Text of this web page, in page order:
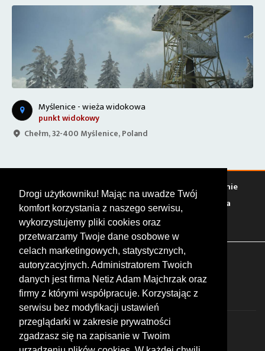
Drogi użytkowniku! Mając na uwadze Twój
komfort korzystania z naszego serwisu,
wykorzystujemy pliki cookies oraz
przetwarzamy Twoje dane osobowe w
celach marketingowych, statystycznych,
autoryzacyjnych. Administratorem Twoich
danych jest firma Netiz Adam Majchrzak oraz
firmy z którymi współpracuje. Korzystając z
serwisu bez modyfikacji ustawień
przeglądarki w zakresie prywatności
zgadzasz się na zapisanie w Twoim
Myślenice - wieża widokowa
punkt widokowy
Chełm, 32-400 Myślenice, Poland
Warto zobaczyć Serwisy Stacje paliw
Jedzenie
Bary Zakwaterowanie Tory Zloty Rajdy
Spotkania
Targi Giełdy Szkolenia
FOLLOW US